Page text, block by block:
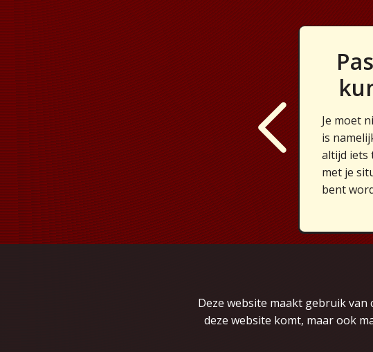
Deze website maakt gebruik van
deze website komt, maar ook
Je moet
is
altijd iets
met je
bent